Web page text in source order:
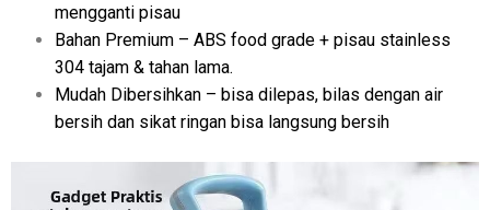
mengganti pisau
Bahan Premium – ABS food grade + pisau stainless
304 tajam & tahan lama.
Mudah Dibersihkan – bisa dilepas, bilas dengan air
bersih dan sikat ringan bisa langsung bersih